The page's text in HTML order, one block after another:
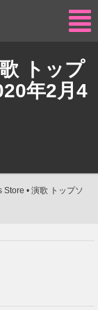
トップ
年2月4
Store • 演歌 トップソ